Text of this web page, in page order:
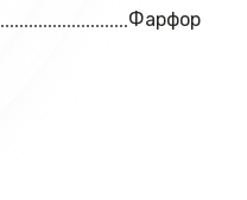
Фарфор